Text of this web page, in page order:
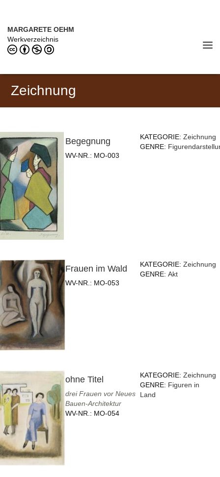
MARGARETE OEHM
Werkverzeichnis
Zeichnung
Begegnung
WV-NR.: MO-003
KATEGORIE:Zeichnung
GENRE:
Frauen im Wald
WV-NR.: MO-053
KATEGORIE:Zeichnung
GENRE:Akt
ohne Titel
drei Frauen vor Neues
Bauen-Architektur
WV-NR.: MO-054
KATEGORIE:Zeichnung
GENRE: Figuren in
Land